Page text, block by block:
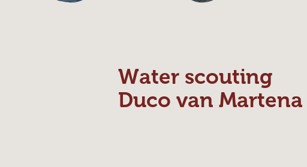
Water scouting
Duco van Martena